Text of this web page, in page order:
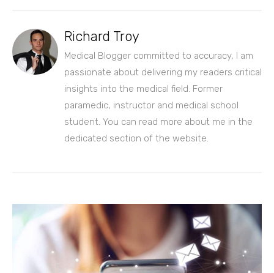
Richard Troy
Medical Blogger committed to accuracy, I am
passionate about delivering my readers critical
insights into the medical field. Former
paramedic, instructor and medical school
student. You can read more about me in the
dedicated section of the website.